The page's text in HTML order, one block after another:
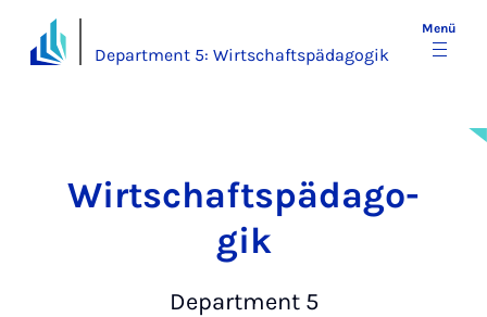
Department 5: Wirtschaftspädagogik
Menü
Wirt­schafts­päd­ago­
gik
Department 5